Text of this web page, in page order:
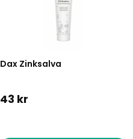
Dax Zinksalva
43 kr